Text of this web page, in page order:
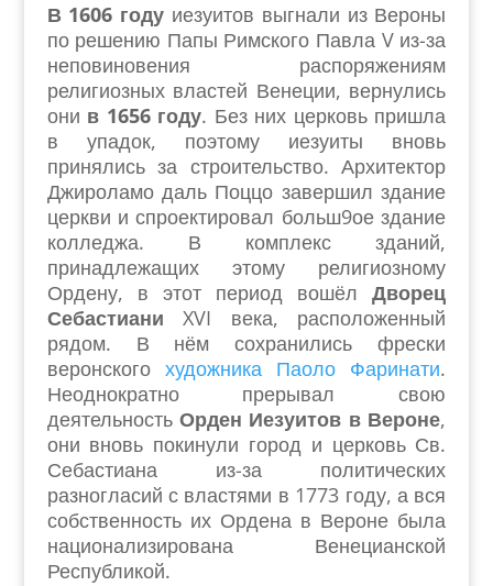
В 1606 году иезуитов выгнали из Вероны
по решению Папы Римского Павла V из-за
неповиновения распоряжениям
религиозных властей Венеции, вернулись
они в 1656 году. Без них церковь пришла
в упадок, поэтому иезуиты вновь
принялись за строительство. Архитектор
Джироламо даль Поццо завершил здание
церкви и спроектировал больш9ое здание
колледжа. В комплекс зданий,
принадлежащих этому религиозному
Ордену, в этот период вошёл Дворец
Себастиани XVI века, расположенный
рядом. В нём сохранились фрески
веронского художника Паоло Фаринати.
Неоднократно прерывал свою
деятельностьОрден Иезуитов в Вероне,
они вновь покинули город и церковь Св.
Себастиана из-за политических
разногласий с властями в 1773 году, а вся
собственность их Ордена в Вероне была
национализирована Венецианской
Республикой.